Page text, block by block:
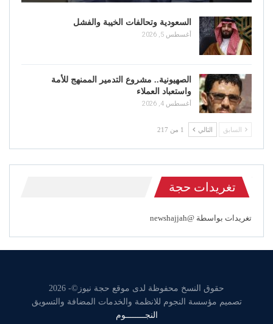
السعودية وتحالفات الخيبة والفشل
أغسطس 5, 2026
الصهيونية.. مشروع التدمير الممنهج للأمة
واستعباد العملاء
أغسطس 4, 2026
السابق التالي 1 من 217
تغريدات حجة
تغريدات بواسطة @newshajjah
حقوق النسخ محفوظة لدى موقع حجة نيوز©- 2026
تصميم مؤسسة النجوم للانظمة والخدمات المضافة والتسويق
النجــــــــوم